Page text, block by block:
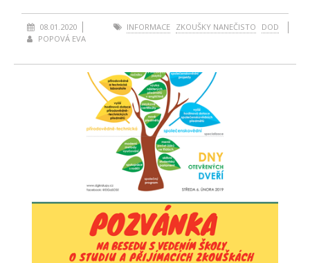
08.01.2020 INFORMACE ZKOUŠKY NANEČISTO
DOD
POPOVÁ EVA